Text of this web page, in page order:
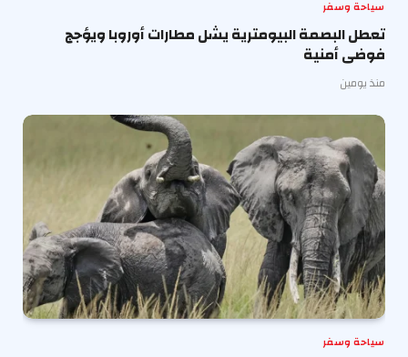
سياحة وسفر
تعطل البصمة البيومترية يشل مطارات أوروبا ويؤجج
فوضى أمنية
منذ يومين
سياحة وسفر